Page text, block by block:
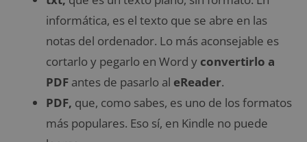
informática, es el texto que se abre en las
notas del ordenador. Lo más aconsejable es
cortarlo y pegarlo en Word y convertirlo a
PDF antes de pasarlo al eReader.
PDF, que, como sabes, es uno de los formatos
más populares. Eso sí, en Kindle no puede